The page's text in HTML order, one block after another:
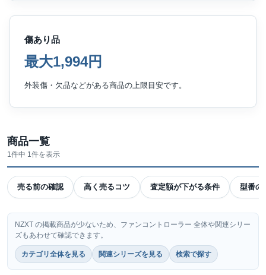
傷あり品
最大1,994円
外装傷・欠品などがある商品の上限目安です。
商品一覧
1件中 1件を表示
売る前の確認 高く売るコツ 査定額が下がる条件 型番の
NZXT の掲載商品が少ないため、ファンコントローラー 全体や関連シリー
ズもあわせて確認できます。
カテゴリ全体を見る 関連シリーズを見る 検索で探す